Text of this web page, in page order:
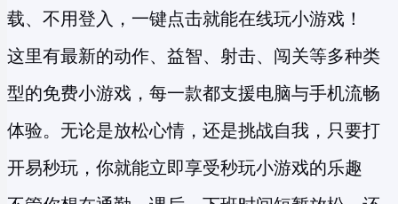
载、不用登入，一键点击就能在线玩小游戏！
这里有最新的动作、益智、射击、闯关等多种类
型的免费小游戏 ，每一款都支援电脑与手机流畅
体验。无论是放松心情，还是挑战自我，只要打
开易秒玩，你就能立即享受秒玩小游戏的乐趣